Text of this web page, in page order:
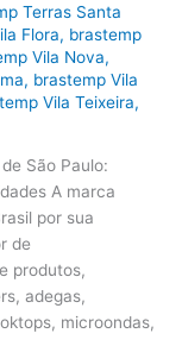
Terras Santa
Flora, brastemp
Vila Nova,
, brastemp Vila
Vila Teixeira,
São Paulo:
A marca
por sua
de
produtos,
adegas,
microondas,